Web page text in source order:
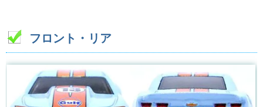
フロント・リア